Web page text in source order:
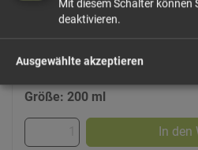
Walcher
Größe: 200 ml
In den
Mit diesem Schalter können
deaktivieren.
Ausgewählte akzeptieren